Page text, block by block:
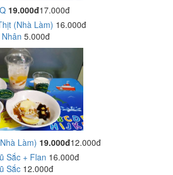
19.000đ17.000đ
(Nhà Làm) 16.000đ
5.000đ
Làm) 19.000đ12.000đ
Sắc + Flan 16.000đ
Sắc 12.000đ